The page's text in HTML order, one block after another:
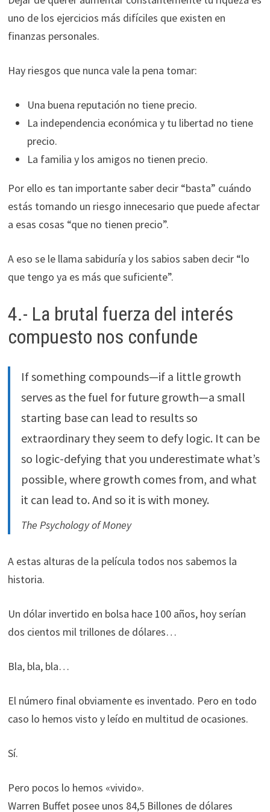
uno de los ejercicios más difíciles que existen en
finanzas personales.
Hay riesgos que nunca vale la pena tomar:
Una buena reputación no tiene precio.
La independencia económica y tu libertad no tiene
precio.
La familia y los amigos no tienen precio.
Por ello es tan importante saber decir “basta” cuándo
estás tomando un riesgo innecesario que puede afectar
a esas cosas “que no tienen precio”.
A eso se le llama sabiduría y los sabios saben decir “lo
que tengo ya es más que suficiente”.
4.- La brutal fuerza del interés
compuesto nos confunde
If something compounds—if a little growth
serves as the fuel for future growth—a small
starting base can lead to results so
extraordinary they seem to defy logic. It can be
so logic-defying that you underestimate what’s
possible, where growth comes from, and what
it can lead to. And so it is with money.
The Psychology of Money
A estas alturas de la película todos nos sabemos la
historia.
Un dólar invertido en bolsa hace 100 años, hoy serían
dos cientos mil trillones de dólares…
Bla, bla, bla…
El número final obviamente es inventado. Pero en todo
caso lo hemos visto y leído en multitud de ocasiones.
Sí.
Pero pocos lo hemos «vivido».
Warren Buffet posee unos 84,5 Billones de dólares